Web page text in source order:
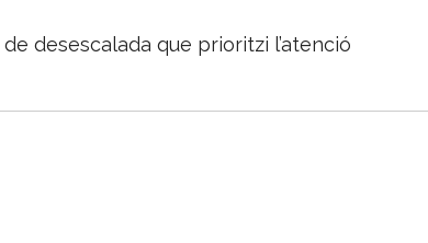
desescalada que prioritzi l’atenció